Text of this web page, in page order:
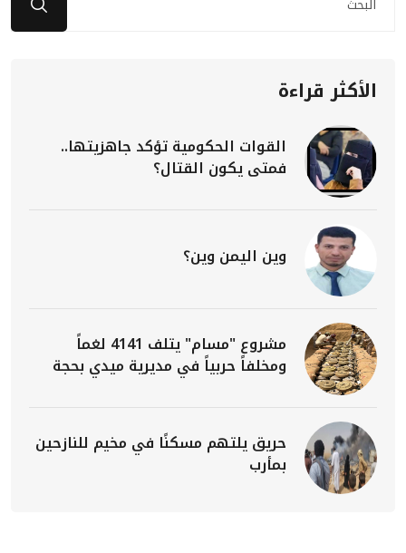
الأكثر قراءة
القوات الحكومية تؤكد جاهزيتها..
فمتى يكون القتال؟
وين اليمن وين؟
مشروع "مسام" يتلف 4141 لغماً
ومخلفاً حربياً في مديرية ميدي بحجة
حريق يلتهم مسكنًا في مخيم للنازحين
بمأرب